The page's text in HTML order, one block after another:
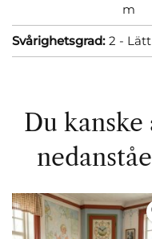
m
Svårighetsgrad: 2 - Lätt
Du kanske